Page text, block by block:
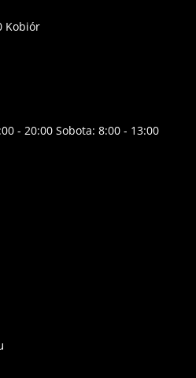
Kobiór
- 20:00 Sobota: 8:00 - 13:00